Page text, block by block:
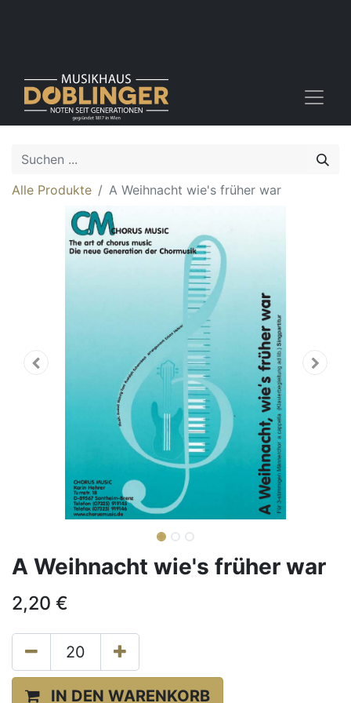
Alle Produkte A Weihnacht wie's früher war
A Weihnacht wie's früher war
2,20 €
IN DEN WARENKORB